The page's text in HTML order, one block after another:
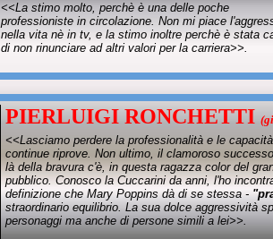
<<La stimo molto, perchè è una delle poche
professioniste in circolazione. Non mi piace
nella vita nè in tv, e la stimo inoltre perchè è stata
di non rinunciare ad altri valori per la carriera>>.
PIERLUIGI RONCHETTI
<<Lasciamo perdere la professionalità e le
continue riprove. Non ultimo, il clamoroso
là della bravura c'è, in questa ragazza color del
pubblico. Conosco la Cuccarini da anni, l'ho
definizione che Mary Poppins dà di se stessa -
straordinario equilibrio. La sua dolce aggressività
personaggi ma anche di persone simili a lei>>.